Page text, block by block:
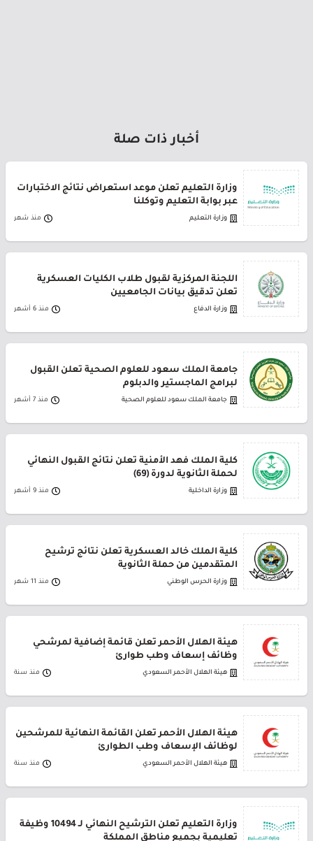
أخبار ذات صلة
وزارة التعليم تعلن موعد استعراض نتائج الاختبارات
عبر بوابة التعليم وتوكلنا
وزارة التعليم منذ شهر
اللجنة المركزية لقبول طلاب الكليات العسكرية
تعلن تدقيق بيانات الجامعيين
وزارة الدفاع منذ 6 أشهر
جامعة الملك سعود للعلوم الصحية تعلن القبول
لبرامج الماجستير والدبلوم
جامعة الملك سعود للعلوم الصحية منذ 7 أشهر
كلية الملك فهد الأمنية تعلن نتائج القبول النهائي
لحملة الثانوية لدورة (69)
وزارة الداخلية منذ 9 أشهر
كلية الملك خالد العسكرية تعلن نتائج ترشيح
المتقدمين من حملة الثانوية
وزارة الحرس الوطني منذ 11 شهر
هيئة الهلال الأحمر تعلن قائمة إضافية لمرشحي
وظائف إسعاف وطب طوارئ
هيئة الهلال الأحمر السعودي منذ سنة
هيئة الهلال الأحمر تعلن القائمة النهائية للمرشحين
لوظائف الإسعاف وطب الطوارئ
هيئة الهلال الأحمر السعودي منذ سنة
وزارة التعليم تعلن الترشيح النهائي لـ 10494 وظيفة
تعليمية بجميع مناطق المملكة